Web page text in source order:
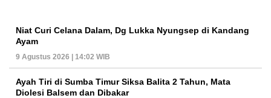
Niat Curi Celana Dalam, Dg Lukka Nyungsep di Kandang
Ayam
9 Agustus 2026 | 14:02 WIB
Ayah Tiri di Sumba Timur Siksa Balita 2 Tahun, Mata
Diolesi Balsem dan Dibakar